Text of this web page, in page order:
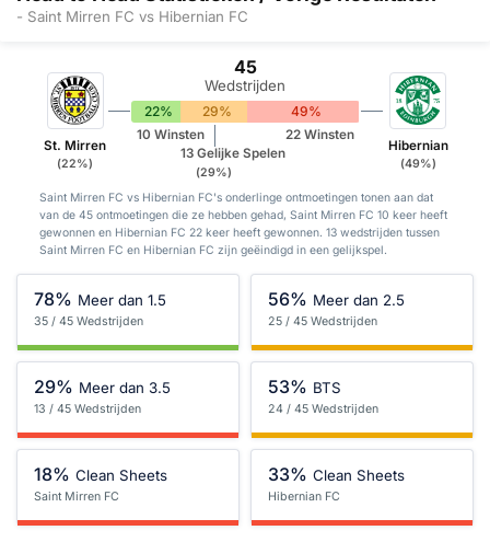
- Saint Mirren FC vs Hibernian FC
St. Mirren
(22%)
45
Wedstrijden
22% 29% 49%
10 Winsten
13 Gelijke Spelen
(29%)
22 Winsten
Hibernian
(49%)
Saint Mirren FC vs Hibernian FC's onderlinge ontmoetingen tonen aan dat
van de 45 ontmoetingen die ze hebben gehad, Saint Mirren FC 10 keer heeft
gewonnen en Hibernian FC 22 keer heeft gewonnen. 13 wedstrijden tussen
Saint Mirren FC en Hibernian FC zijn geëindigd in een gelijkspel.
78% Meer dan 1.5
35 / 45 Wedstrijden
56% Meer dan 2.5
25 / 45 Wedstrijden
29% Meer dan 3.5
13 / 45 Wedstrijden
53% BTS
24 / 45 Wedstrijden
18% Clean Sheets
Saint Mirren FC
33% Clean Sheets
Hibernian FC